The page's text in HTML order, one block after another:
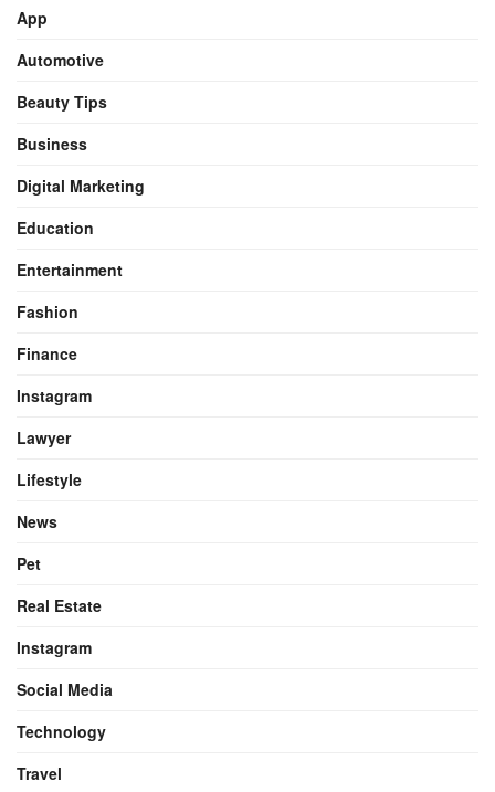
App
Automotive
Beauty Tips
Business
Digital Marketing
Education
Entertainment
Fashion
Finance
Instagram
Lawyer
Lifestyle
News
Pet
Real Estate
Instagram
Social Media
Technology
Travel